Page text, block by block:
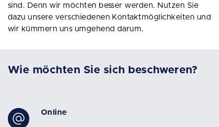
sind. Denn wir möchten besser werden. Nutzen Sie
dazu unsere verschiedenen Kontaktmöglichkeiten und
wir kümmern uns umgehend darum.
Wie möchten Sie sich beschweren?
Online